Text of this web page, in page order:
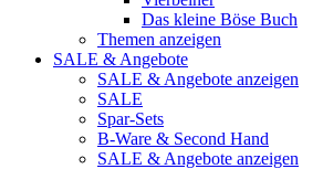
Das kleine Böse Buch
Themen anzeigen
SALE & Angebote
SALE & Angebote anzeigen
SALE
Spar-Sets
B-Ware & Second Hand
SALE & Angebote anzeigen